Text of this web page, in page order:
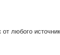
любого